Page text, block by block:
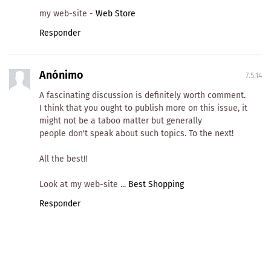
my web-site - Web Store
Responder
Anónimo 7.5.14
A fascinating discussion is definitely worth comment.
I think that you ought to publish more on this issue, it
might not be a taboo matter but generally
people don't speak about such topics. To the next!
All the best!!
Look at my web-site ... Best Shopping
Responder